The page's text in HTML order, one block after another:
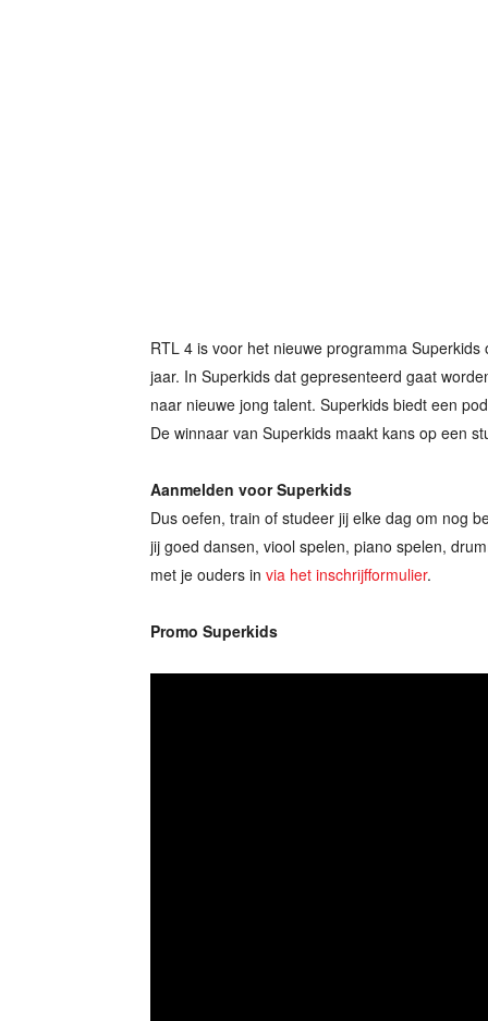
RTL 4 is voor het nieuwe programma
jaar. In Superkids dat gepresenteerd gaat
naar nieuwe jong talent. Superkids biedt een
De winnaar van Superkids maakt kans op een
Aanmelden voor Superkids
Dus oefen, train of studeer jij elke dag om nog
jij goed dansen, viool spelen, piano spelen,
met je ouders in via het inschrijfformulier.
Promo Superkids